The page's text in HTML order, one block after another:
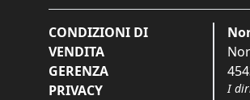
CONDIZIONI DI
VENDITA
GERENZA
PRIVACY
I